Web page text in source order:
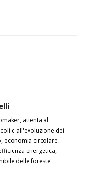
attenta al
e all'evoluzione dei
economia circolare,
energetica,
delle foreste